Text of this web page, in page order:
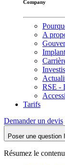
Company
A
RSE -
Tarifs
Demander un devis
Poser une question
Résumez le